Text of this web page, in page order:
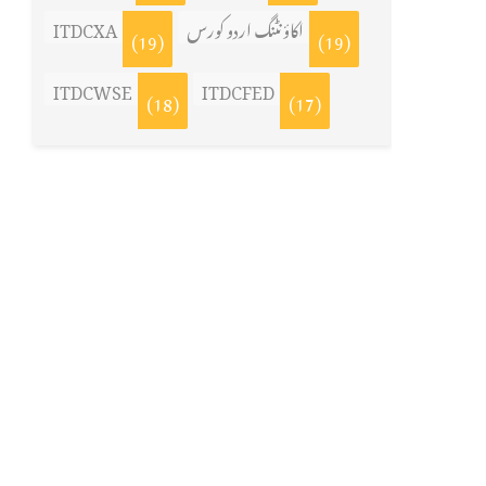
ITDCXA (19) اکاؤنٹنگ اردو کورس (19)
ITDCWSE (18) ITDCFED (17)